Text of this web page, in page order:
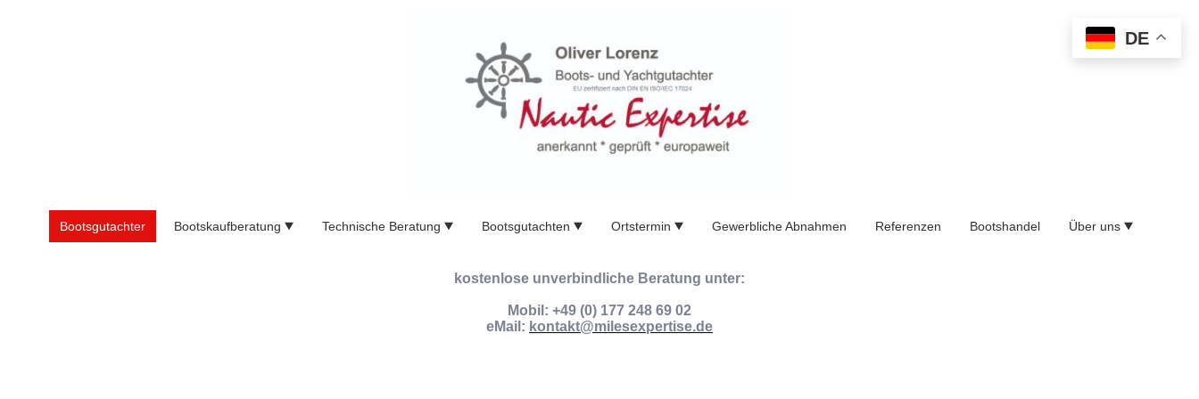
Bootsgutachter Bootskaufberatung Technische Beratung Bootsgutachten Ortstermin Gewerbliche Abnahmen Referenzen Bootshandel Über uns
kostenlose unverbindliche Beratung unter:
Mobil: +49 (0) 177 248 69 02
eMail: kontakt@milesexpertise.de
DE